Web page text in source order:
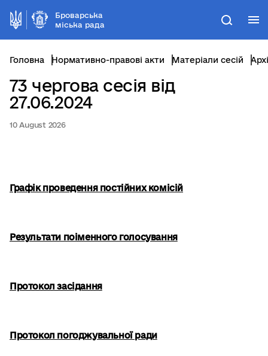
Броварська
міська рада
Пошук
Головна Нормативно-правові акти Матеріали сесій
73 чергова сесія від
27.06.2024
10 August 2026
Графік проведення постійних комісій
Результати поіменного голосування
Протокол засідання
Протокол погоджувальної ради